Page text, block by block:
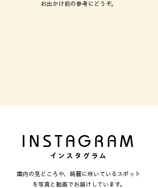
お出かけ前の参考にどうぞ。
​INSTAGRAM
インスタグラム
園内の見どころや、綺麗に咲いているスポット
を写真と動画でお届けしています。